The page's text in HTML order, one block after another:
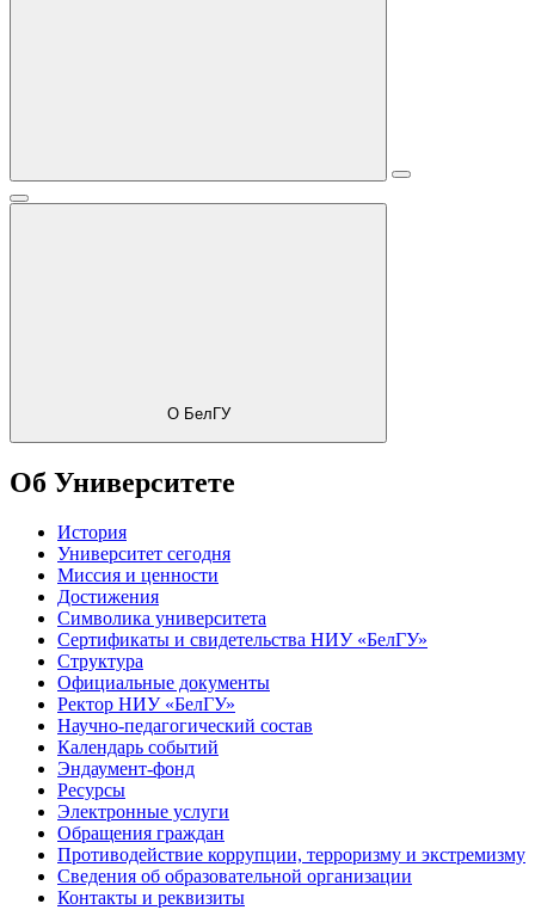
О БелГУ
Об Университете
История
Университет сегодня
Миссия и ценности
Достижения
Символика университета
Сертификаты и свидетельства НИУ «БелГУ»
Структура
Официальные документы
Ректор НИУ «БелГУ»
Научно-педагогический состав
Календарь событий
Эндаумент-фонд
Ресурсы
Электронные услуги
Обращения граждан
Противодействие коррупции, терроризму и экстремизму
Сведения об образовательной организации
Контакты и реквизиты